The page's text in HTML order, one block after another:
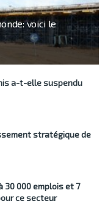
voici le
a-t-elle suspendu
stratégique de
30 000 emplois et 7
ce secteur